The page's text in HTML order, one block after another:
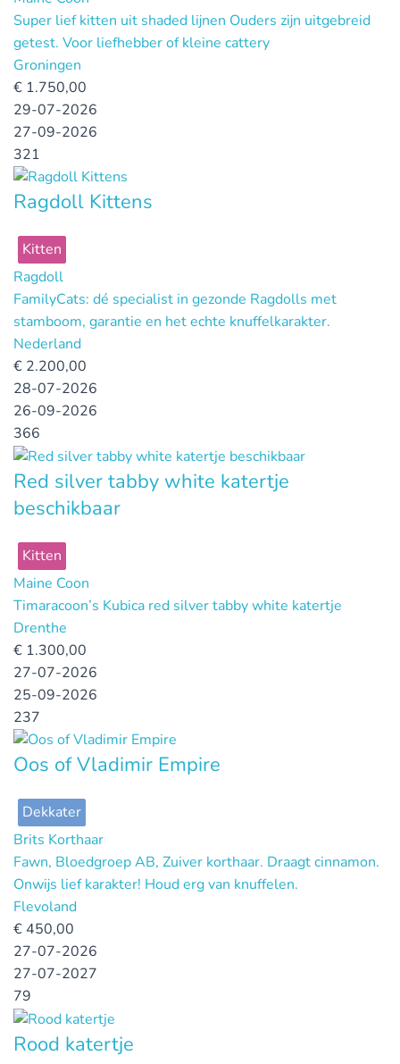
Super lief kitten uit shaded lijnen Ouders zijn uitgebreid
getest. Voor liefhebber of kleine cattery
Groningen
€ 1.750,00
29-07-2026
27-09-2026
321
Ragdoll Kittens
Kitten
Ragdoll
FamilyCats: dé specialist in gezonde Ragdolls met
stamboom, garantie en het echte knuffelkarakter.
Nederland
€ 2.200,00
28-07-2026
26-09-2026
366
Red silver tabby white katertje
beschikbaar
Kitten
Maine Coon
Timaracoon’s Kubica red silver tabby white katertje
Drenthe
€ 1.300,00
27-07-2026
25-09-2026
237
Oos of Vladimir Empire
Dekkater
Brits Korthaar
Fawn, Bloedgroep AB, Zuiver korthaar. Draagt cinnamon.
Onwijs lief karakter! Houd erg van knuffelen.
Flevoland
€ 450,00
27-07-2026
27-07-2027
79
Rood katertje